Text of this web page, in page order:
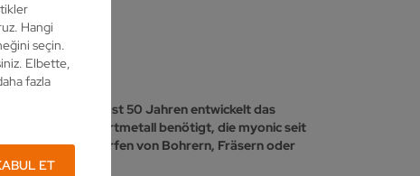
Hangi
seçin.
Elbette,
fazla
ET
Seit fast 50 Jahren entwickelt das
aus Hartmetall benötigt, die myonic seit
zum Nachschärfen von Bohrern, Fräsern oder